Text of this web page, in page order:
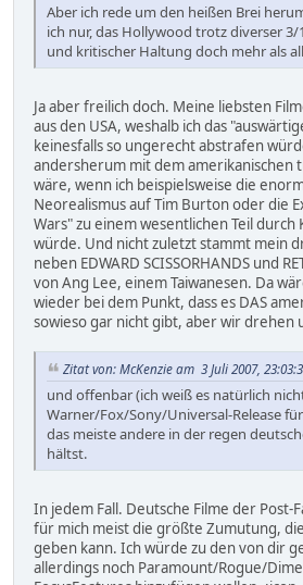
Aber ich rede um den heißen Brei
ich nur, das Hollywood trotz diverser 3/
und kritischer Haltung doch mehr als
Ja aber freilich doch. Meine liebsten
aus den USA, weshalb ich das
keinesfalls so ungerecht abstrafen
andersherum mit dem amerikanischen
wäre, wenn ich beispielsweise die
Neorealismus auf Tim Burton oder die
Wars" zu einem wesentlichen Teil
würde. Und nicht zuletzt stammt mein
neben EDWARD SCISSORHANDS und
von Ang Lee, einem Taiwanesen. Da
wieder bei dem Punkt, dass es DAS
sowieso gar nicht gibt, aber wir drehen
Zitat von: McKenzie am 3 Juli 2007,
und offenbar (ich weiß es natürlich
Warner/Fox/Sony/Universal-Release
das meiste andere in der regen
hältst.
In jedem Fall. Deutsche Filme der Post-
für mich meist die größte Zumutung,
geben kann. Ich würde zu den von dir
allerdings noch Paramount/Rogue/